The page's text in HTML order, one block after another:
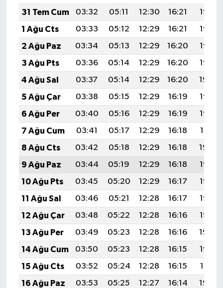
31 Tem Cum
03:32 05:11 12:30 16:21
19:38
1 Ağu Cts
03:33 05:12 12:29 16:21
19:37
2 Ağu Paz
03:34 05:13 12:29 16:20
19:36
3 Ağu Pts
03:36 05:14 12:29 16:20
19:35
4 Ağu Sal
03:37 05:14 12:29 16:20
19:34
5 Ağu Çar
03:38 05:15 12:29 16:19
19:33
6 Ağu Per
03:40 05:16 12:29 16:19
19:32
7 Ağu Cum
03:41 05:17 12:29 16:18
19:31
8 Ağu Cts
03:42 05:18 12:29 16:18
19:30
9 Ağu Paz
03:44 05:19 12:29 16:18
19:28
10 Ağu Pts
03:45 05:20 12:29 16:17
19:27
11 Ağu Sal
03:46 05:21 12:28 16:17
19:26
12 Ağu Çar
03:48 05:22 12:28 16:16
19:25
13 Ağu Per
03:49 05:23 12:28 16:16
19:24
14 Ağu Cum
03:50 05:23 12:28 16:15
19:22
15 Ağu Cts
03:52 05:24 12:28 16:15
19:21
16 Ağu Paz
03:53 05:25 12:27 16:14
19:20